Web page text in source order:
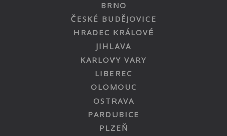
BRNO
ČESKÉ BUDĚJOVICE
HRADEC KRÁLOVÉ
JIHLAVA
KARLOVY VARY
LIBEREC
OLOMOUC
OSTRAVA
PARDUBICE
PLZEŇ